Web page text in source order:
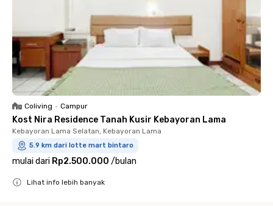
Coliving • Campur
Kost Nira Residence Tanah Kusir Kebayoran Lama
Kebayoran Lama Selatan, Kebayoran Lama
5.9 km dari lotte mart bintaro
mulai dari Rp2.500.000 /bulan
Lihat info lebih banyak